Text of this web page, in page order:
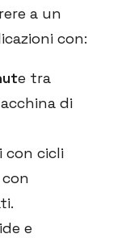
a un
con:
e tra
di
con cicli
e